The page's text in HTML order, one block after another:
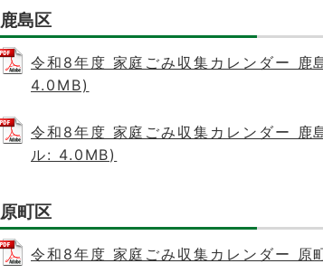
鹿島区
令和8年度 家庭ごみ収集カレンダー 鹿
4.0MB)
令和8年度 家庭ごみ収集カレンダー 鹿
ル: 4.0MB)
原町区
令和8年度 家庭ごみ収集カレンダー